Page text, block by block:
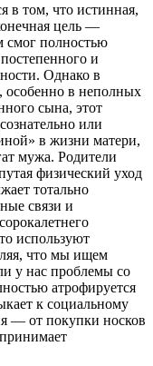
в том, что истинная,
цель —
смог полностью
и
Однако в
особенно в неполных
сына, этот
или
в жизни матери,
мужа. Родители
физический уход
тотально
связи и
используют
что мы ищем
у нас проблемы со
атрофируется
к социальному
— от покупки носков